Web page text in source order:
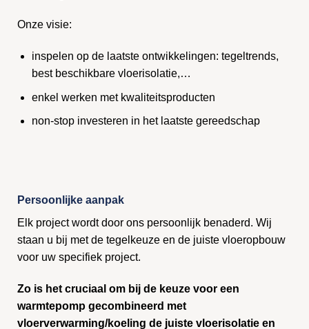
Onze visie:
inspelen op de laatste ontwikkelingen: tegeltrends,
best beschikbare vloerisolatie,…
enkel werken met kwaliteitsproducten
non-stop investeren in het laatste gereedschap
Persoonlijke aanpak
Elk project wordt door ons persoonlijk benaderd. Wij
staan u bij met de tegelkeuze en de juiste vloeropbouw
voor uw specifiek project.
Zo is het cruciaal om bij de keuze voor een
warmtepomp gecombineerd met
vloerverwarming/koeling de juiste vloerisolatie en